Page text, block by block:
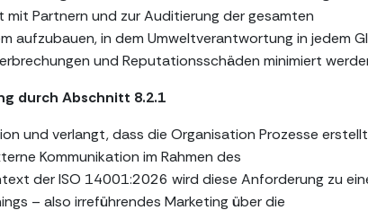
Partnern und zur Auditierung der gesamten
aufzubauen, in dem Umweltverantwortung in jedem
und Reputationsschäden minimiert
durch Abschnitt 8.2.1
und verlangt, dass die Organisation Prozesse
Kommunikation im Rahmen des
der ISO 14001:2026 wird diese Anforderung zu
– also irreführendes Marketing über die